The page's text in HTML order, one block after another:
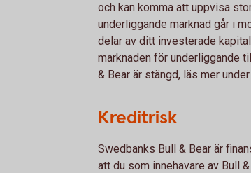
och kan komma att uppvisa
underliggande marknad går i
delar av ditt investerade
marknaden för underliggande
& Bear är stängd, läs mer
Kreditrisk
Swedbanks Bull & Bear är
att du som innehavare av Bull